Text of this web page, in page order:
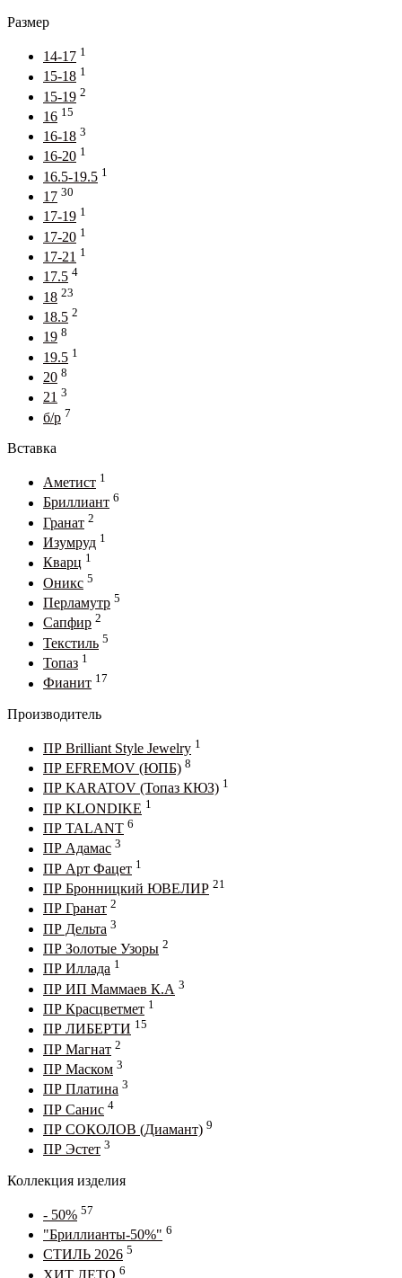
Размер
14-17 1
15-18 1
15-19 2
16 15
16-18 3
16-20 1
16.5-19.5 1
17 30
17-19 1
17-20 1
17-21 1
17.5 4
18 23
18.5 2
19 8
19.5 1
20 8
21 3
б/р 7
Вставка
Аметист 1
Бриллиант 6
Гранат 2
Изумруд 1
Кварц 1
Оникс 5
Перламутр 5
Сапфир 2
Текстиль 5
Топаз 1
Фианит 17
Производитель
ПР Brilliant Style Jewelry 1
ПР EFREMOV (ЮПБ) 8
ПР KARATOV (Топаз КЮЗ) 1
ПР KLONDIKE 1
ПР TALANT 6
ПР Адамас 3
ПР Арт Фацет 1
ПР Бронницкий ЮВЕЛИР 21
ПР Гранат 2
ПР Дельта 3
ПР Золотые Узоры 2
ПР Иллада 1
ПР ИП Маммаев К.А 3
ПР Красцветмет 1
ПР ЛИБЕРТИ 15
ПР Магнат 2
ПР Маском 3
ПР Платина 3
ПР Санис 4
ПР СОКОЛОВ (Диамант) 9
ПР Эстет 3
Коллекция изделия
- 50% 57
"Бриллианты-50%" 6
СТИЛЬ 2026 5
ХИТ ЛЕТО 6